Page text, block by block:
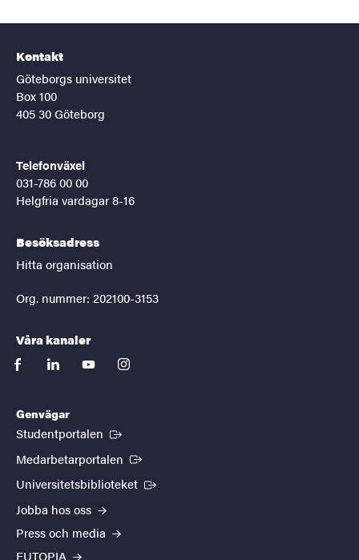
Kontakt
Göteborgs universitet
Box 100
405 30 Göteborg
Telefonväxel
031-786 00 00
Helgfria vardagar 8-16
Besöksadress
Hitta organisation
Org. nummer: 202100-3153
Våra kanaler
facebooklinkedinyoutubeinstagram
Genvägar
Studentportalen (Extern länk)
Medarbetarportalen (Extern länk)
Universitetsbiblioteket (Extern länk)
Jobba hos oss
Press och media
EUTOPIA